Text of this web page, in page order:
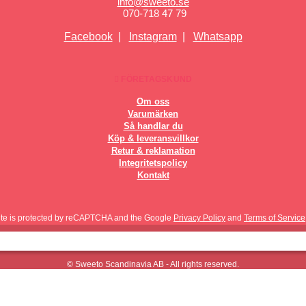
070-718 47 79
Facebook| Instagram| Whatsapp
Om oss
Varumärken
Så handlar du
Köp & leveransvillkor
Retur & reklamation
Integritetspolicy
Kontakt
is protected by reCAPTCHA and the Google Privacy Policy and Terms of Service
© Sweeto Scandinavia AB - All rights reserved.